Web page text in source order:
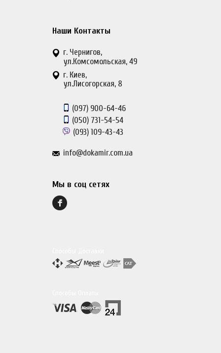
Наши Контакты
г. Чернигов,
ул.Комсомольская, 49
г. Киев,
ул.Лисогорская, 8
(097) 900-64-46
(050) 731-54-54
(093) 109-43-43
info@dokamir.com.ua
Мы в соц сетях